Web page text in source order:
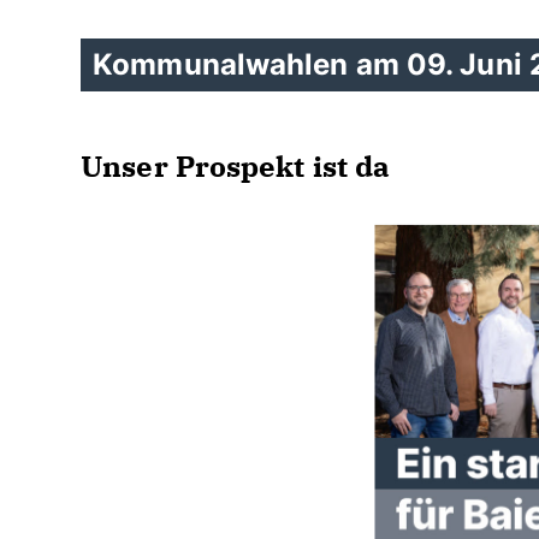
Kommunalwahlen am 09. Juni
Unser Prospekt ist da